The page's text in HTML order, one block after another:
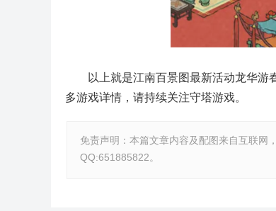
以上就是江南百景图最新活动龙华
多游戏详情，请持续关注守塔游戏。
免责声明：本篇文章内容及配图来自互联网
QQ:651885822。